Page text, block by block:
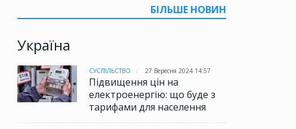
БІЛЬШЕ НОВИН
Україна
СУСПІЛЬСТВО 27 Вересня 2024 14:57
Підвищення цін на
електроенергію: що буде з
тарифами для населення